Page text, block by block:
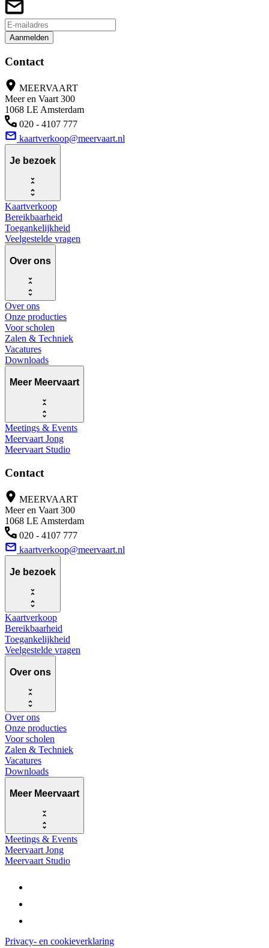
Aanmelden
Contact
MEERVAART
Meer en Vaart 300
1068 LE Amsterdam
020 - 4107 777
kaartverkoop@meervaart.nl
Je bezoek
Kaartverkoop
Bereikbaarheid
Toegankelijkheid
Veelgestelde vragen
Over ons
Over ons
Onze producties
Voor scholen
Zalen & Techniek
Vacatures
Downloads
Meer Meervaart
Meetings & Events
Meervaart Jong
Meervaart Studio
Contact
MEERVAART
Meer en Vaart 300
1068 LE Amsterdam
020 - 4107 777
kaartverkoop@meervaart.nl
Je bezoek
Kaartverkoop
Bereikbaarheid
Toegankelijkheid
Veelgestelde vragen
Over ons
Over ons
Onze producties
Voor scholen
Zalen & Techniek
Vacatures
Downloads
Meer Meervaart
Meetings & Events
Meervaart Jong
Meervaart Studio
Privacy- en cookieverklaring